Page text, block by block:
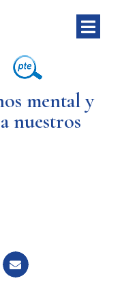
mental y
nuestros